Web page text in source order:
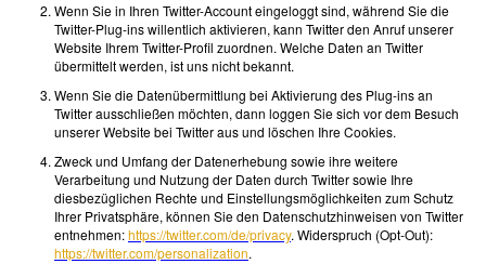
Wenn Sie in Ihren Twitter-Account eingeloggt sind, während Sie die
Twitter-Plug-ins willentlich aktivieren, kann Twitter den Anruf unserer
Website Ihrem Twitter-Profil zuordnen. Welche Daten an Twitter
übermittelt werden, ist uns nicht bekannt.
Wenn Sie die Datenübermittlung bei Aktivierung des Plug-ins an
Twitter ausschließen möchten, dann loggen Sie sich vor dem Besuch
unserer Website bei Twitter aus und löschen Ihre Cookies.
Zweck und Umfang der Datenerhebung sowie ihre weitere
Verarbeitung und Nutzung der Daten durch Twitter sowie Ihre
diesbezüglichen Rechte und Einstellungsmöglichkeiten zum Schutz
Ihrer Privatsphäre, können Sie den Datenschutzhinweisen von Twitter
entnehmen:https://twitter.com/de/privacy. Widerspruch (Opt-Out):
https://twitter.com/personalization.